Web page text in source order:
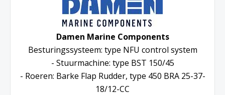
Damen Marine Components
Besturingssysteem: type NFU control system
- Stuurmachine: type BST 150/45
- Roeren: Barke Flap Rudder, type 450 BRA 25-37-
18/12-CC